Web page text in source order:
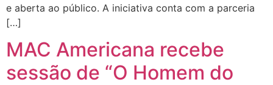
e aberta ao público. A iniciativa conta com a parceria
[…]
MAC Americana recebe
sessão de “O Homem do